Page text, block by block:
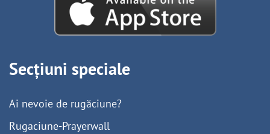
Secțiuni speciale
Ai nevoie de rugăciune?
Rugaciune-Prayerwall